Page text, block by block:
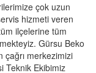
çok uzun
hizmeti veren
ilçelerine tüm
Gürsu Beko
çağrı merkezimizi
Teknik Ekibimiz